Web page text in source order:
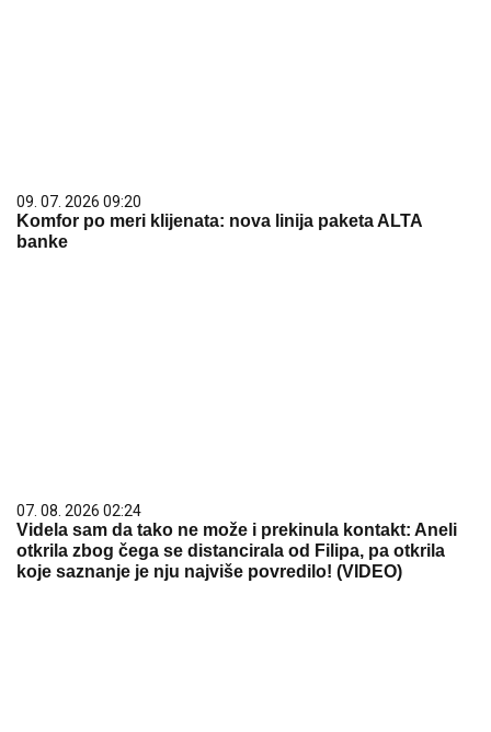
09. 07. 2026 09:20
Komfor po meri klijenata: nova linija paketa ALTA
banke
07. 08. 2026 02:24
Videla sam da tako ne može i prekinula kontakt: Aneli
otkrila zbog čega se distancirala od Filipa, pa otkrila
koje saznanje je nju najviše povredilo! (VIDEO)